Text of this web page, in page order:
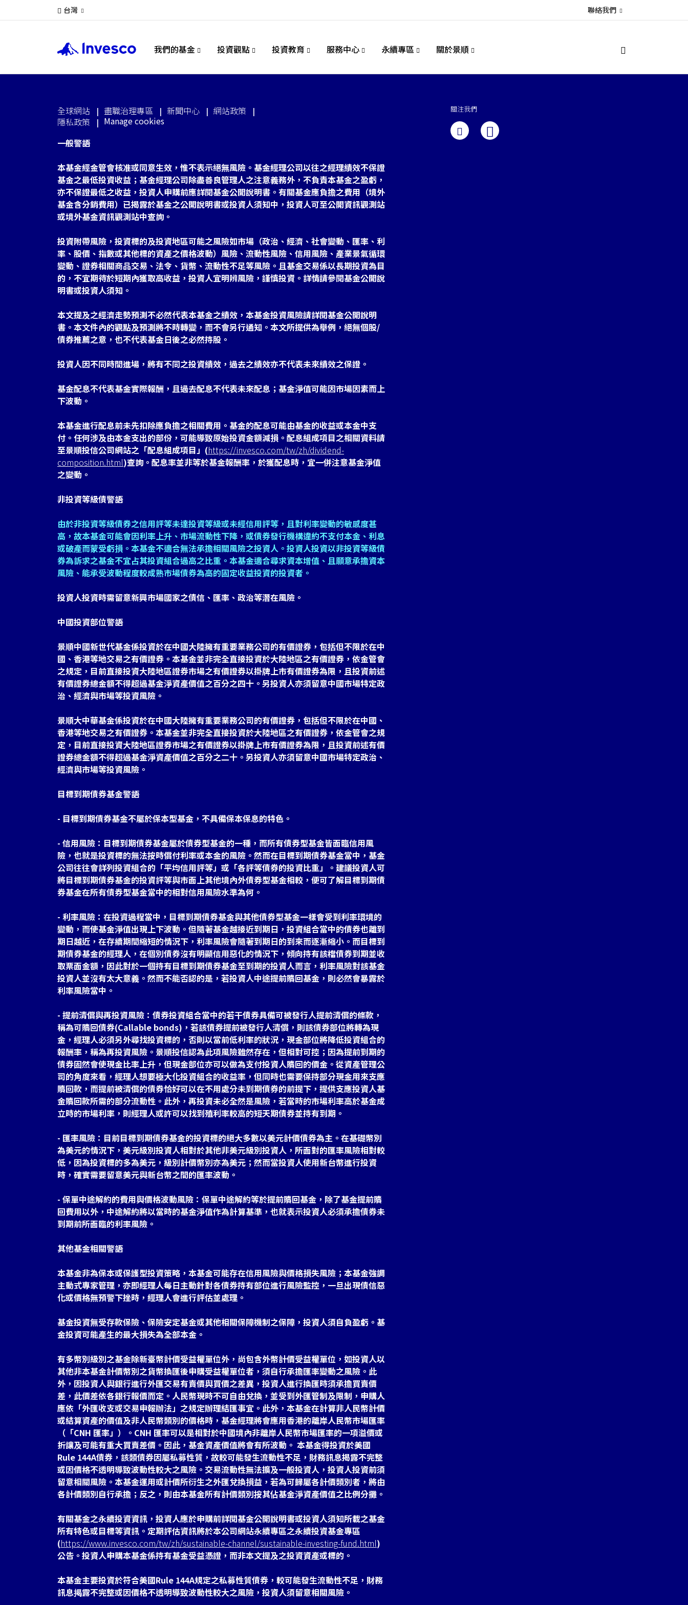
我們的基金 投資觀點 投資教育 服務中心 永續專區 關於景順
台灣 聯絡我們
全球網站 盡職治理專區 新聞中心
網站政策
隱私政策
Manage cookies
一般警語
本基金經金管會核准或同意生效，惟不表示絕無風險。基金經理公司以往之經理績效不保證
基金之最低投資收益；基金經理公司除盡善良管理人之注意義務外，不負責本基金之盈虧，
亦不保證最低之收益，投資人申購前應詳閱基金公開說明書。有關基金應負擔之費用（境外
基金含分銷費用）已揭露於基金之公開說明書或投資人須知中，投資人可至公開資訊觀測站
或境外基金資訊觀測站中查詢。
投資附帶風險，投資標的及投資地區可能之風險如市場（政治、經濟、社會變動、匯率、利
率、股價、指數或其他標的資產之價格波動）風險、流動性風險、信用風險、產業景氣循環
變動、證券相關商品交易、法令、貨幣、流動性不足等風險。且基金交易係以長期投資為目
的，不宜期待於短期內獲取高收益，投資人宜明辨風險，謹慎投資。詳情請參閱基金公開說
明書或投資人須知。
本文提及之經濟走勢預測不必然代表本基金之績效，本基金投資風險請詳閱基金公開說明
書。本文件內的觀點及預測將不時轉變，而不會另行通知。本文所提供為舉例，絕無個股/
債券推薦之意，也不代表基金日後之必然持股。
投資人因不同時間進場，將有不同之投資績效，過去之績效亦不代表未來績效之保證。
基金配息不代表基金實際報酬，且過去配息不代表未來配息；基金淨值可能因市場因素而上
下波動。
本基金進行配息前未先扣除應負擔之相關費用。基金的配息可能由基金的收益或本金中支
付。任何涉及由本金支出的部份，可能導致原始投資金額減損。配息組成項目之相關資料請
至景順投信公司網站之「配息組成項目」(https://invesco.com/tw/zh/dividend-
composition.html)查詢。配息率並非等於基金報酬率，於獲配息時，宜一併注意基金淨值
之變動。
非投資等級債警語
由於非投資等級債券之信用評等未達投資等級或未經信用評等，且對利率變動的敏感度甚
高，故本基金可能會因利率上升、市場流動性下降，或債券發行機構違約不支付本金、利息
或破產而蒙受虧損。本基金不適合無法承擔相關風險之投資人。投資人投資以非投資等級債
券為訴求之基金不宜占其投資組合過高之比重。本基金適合尋求資本增值、且願意承擔資本
風險、能承受波動程度較成熟市場債券為高的固定收益投資的投資者。
投資人投資時需留意新興市場國家之債信、匯率、政治等潛在風險。
中國投資部位警語
景順中國新世代基金係投資於在中國大陸擁有重要業務公司的有價證券，包括但不限於在中
國、香港等地交易之有價證券。本基金並非完全直接投資於大陸地區之有價證券，依金管會
之規定，目前直接投資大陸地區證券市場之有價證券以掛牌上市有價證券為限，且投資前述
有價證券總金額不得超過基金淨資產價值之百分之四十。另投資人亦須留意中國市場特定政
治、經濟與市場等投資風險。
景順大中華基金係投資於在中國大陸擁有重要業務公司的有價證券，包括但不限於在中國、
香港等地交易之有價證券。本基金並非完全直接投資於大陸地區之有價證券，依金管會之規
定，目前直接投資大陸地區證券市場之有價證券以掛牌上市有價證券為限，且投資前述有價
證券總金額不得超過基金淨資產價值之百分之二十。另投資人亦須留意中國市場特定政治、
經濟與市場等投資風險。
目標到期債券基金警語
- 目標到期債券基金不屬於保本型基金，不具備保本保息的特色。
- 信用風險：目標到期債券基金屬於債券型基金的一種，而所有債券型基金皆面臨信用風
險，也就是投資標的無法按時償付利率或本金的風險。然而在目標到期債券基金當中，基金
公司往往會詳列投資組合的「平均信用評等」或「各評等債券的投資比重」。建議投資人可
將目標到期債券基金的投資評等與市面上其他境內外債券型基金相較，便可了解目標到期債
券基金在所有債券型基金當中的相對信用風險水準為何。
- 利率風險：在投資過程當中，目標到期債券基金與其他債券型基金一樣會受到利率環境的
變動，而使基金淨值出現上下波動。但隨著基金越接近到期日，投資組合當中的債券也離到
期日越近，在存續期間縮短的情況下，利率風險會隨著到期日的到來而逐漸縮小。而目標到
期債券基金的經理人，在個別債券沒有明顯信用惡化的情況下，傾向持有該檔債券到期並收
取票面金額，因此對於一個持有目標到期債券基金至到期的投資人而言，利率風險對該基金
投資人並沒有太大意義。然而不能否認的是，若投資人中途提前贖回基金，則必然會暴露於
利率風險當中。
- 提前清償與再投資風險：債券投資組合當中的若干債券具備可被發行人提前清償的條款，
稱為可贖回債券(Callable bonds)，若該債券提前被發行人清償，則該債券部位將轉為現
金，經理人必須另外尋找投資標的，否則以當前低利率的狀況，現金部位將降低投資組合的
報酬率，稱為再投資風險。景順投信認為此項風險雖然存在，但相對可控；因為提前到期的
債券固然會使現金比率上升，但現金部位亦可以做為支付投資人贖回的價金。從資產管理公
司的角度來看，經理人想要極大化投資組合的收益率，但同時也需要保持部分現金用來支應
贖回款，而提前被清償的債券恰好可以在不用處分未到期債券的前提下，提供支應投資人基
金贖回款所需的部分流動性。此外，再投資未必全然是風險，若當時的市場利率高於基金成
立時的市場利率，則經理人或許可以找到殖利率較高的短天期債券並持有到期。
- 匯率風險：目前目標到期債券基金的投資標的絕大多數以美元計價債券為主。在基礎幣別
為美元的情況下，美元級別投資人相對於其他非美元級別投資人，所面對的匯率風險相對較
低，因為投資標的多為美元，級別計價幣別亦為美元；然而當投資人使用新台幣進行投資
時，確實需要留意美元與新台幣之間的匯率波動。
- 保單中途解約的費用與價格波動風險：保單中途解約等於提前贖回基金，除了基金提前贖
回費用以外，中途解約將以當時的基金淨值作為計算基準，也就表示投資人必須承擔債券未
到期前所面臨的利率風險。
其他基金相關警語
本基金非為保本或保護型投資策略，本基金可能存在信用風險與價格損失風險；本基金強調
主動式專家管理，亦即經理人每日主動針對各債券持有部位進行風險監控，一旦出現債信惡
化或價格無預警下挫時，經理人會進行評估並處理。
基金投資無受存款保險、保險安定基金或其他相關保障機制之保障，投資人須自負盈虧。基
金投資可能產生的最大損失為全部本金。
有多幣別級別之基金除新臺幣計價受益權單位外，尚包含外幣計價受益權單位，如投資人以
其他非本基金計價幣別之貨幣換匯後申購受益權單位者，須自行承擔匯率變動之風險。此
外，因投資人與銀行進行外匯交易有賣價與買價之差異，投資人進行換匯時須承擔買賣價
差，此價差依各銀行報價而定。人民幣現時不可自由兌換，並受到外匯管制及限制，申購人
應依「外匯收支或交易申報辦法」之規定辦理結匯事宜。此外，本基金在計算非人民幣計價
或結算資產的價值及非人民幣類別的價格時，基金經理將會應用香港的離岸人民幣市場匯率
（「CNH 匯率」）。CNH 匯率可以是相對於中國境內非離岸人民幣市場匯率的一項溢價或
折讓及可能有重大買賣差價。因此，基金資產價值將會有所波動。 本基金得投資於美國
Rule 144A債券，該類債券因屬私募性質，故較可能發生流動性不足，財務訊息揭露不完整
或因價格不透明導致波動性較大之風險。交易流動性無法擴及一般投資人，投資人投資前須
留意相關風險。本基金運用或計價所衍生之外匯兌換損益，若為可歸屬各計價類別者，將由
各計價類別自行承擔；反之，則由本基金所有計價類別按其佔基金淨資產價值之比例分攤。
有關基金之永續投資資訊，投資人應於申購前詳閱基金公開說明書或投資人須知所載之基金
所有特色或目標等資訊。定期評估資訊將於本公司網站永續專區之永續投資基金專區
(https://www.invesco.com/tw/zh/sustainable-channel/sustainable-investing-fund.html)
公告。投資人申購本基金係持有基金受益憑證，而非本文提及之投資資產或標的。
本基金主要投資於符合美國Rule 144A規定之私募性質債券，較可能發生流動性不足，財務
訊息掲露不完整或因價格不透明導致波動性較大之風險，投資人須留意相關風險。
關注我們